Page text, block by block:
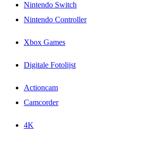
Nintendo Switch
Nintendo Controller
Xbox Games
Digitale Fotolijst
Actioncam
Camcorder
4K